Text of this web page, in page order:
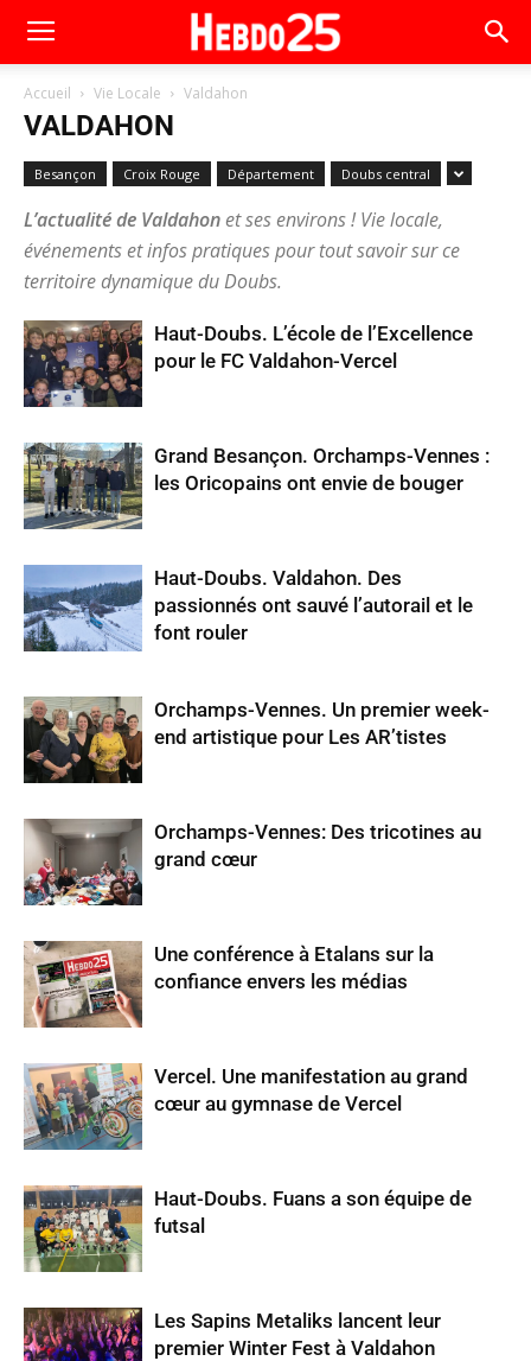
Accueil Vie Locale Valdahon
VALDAHON
Besançon Croix Rouge Département Doubs central
L’actualité de Valdahonet ses environs ! Vie locale,
événements et infos pratiques pour tout savoir sur ce
territoire dynamique du Doubs.
Haut-Doubs. L’école de l’Excellence
pour le FC Valdahon-Vercel
Grand Besançon. Orchamps-Vennes :
les Oricopains ont envie de bouger
Haut-Doubs. Valdahon. Des
passionnés ont sauvé l’autorail et le
font rouler
Orchamps-Vennes. Un premier week-
end artistique pour Les AR’tistes
Orchamps-Vennes: Des tricotines au
grand cœur
Une conférence à Etalans sur la
confiance envers les médias
Vercel. Une manifestation au grand
cœur au gymnase de Vercel
Haut-Doubs. Fuans a son équipe de
futsal
Les Sapins Metaliks lancent leur
premier Winter Fest à Valdahon